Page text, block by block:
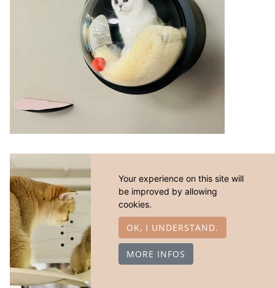
Your experience on this site will
be improved by allowing
cookies.
OK, I UNDERSTAND.
MORE INFOS